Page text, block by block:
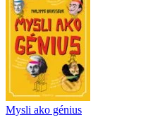
Mysli ako génius